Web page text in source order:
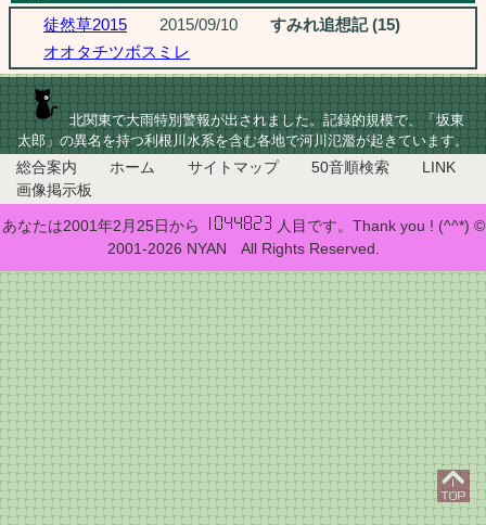
徒然草2015 2015/09/10
すみれ追想記 (15)
オオタチツボスミレ
北関東で大雨特別警報が出されました。記録的規模で、「坂東
太郎」の異名を持つ利根川水系を含む各地で河川氾濫が起きています。
総合案内 ホーム サイトマップ 50音順検索
LINK
画像掲示板
あなたは2001年2月25日から
人目です。Thank you ! (^^*) ©
2001-2026 NYAN All Rights Reserved.